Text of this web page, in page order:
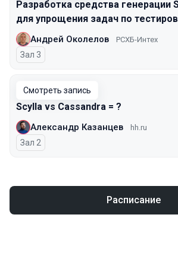
Разработка средства генерации
для упрощения задач по
Андрей Околелов РСХБ-Интех
Зал 3
Смотреть запись
Scylla vs Cassandra = ?
Александр Казанцев hh.ru
Зал 2
Расписание